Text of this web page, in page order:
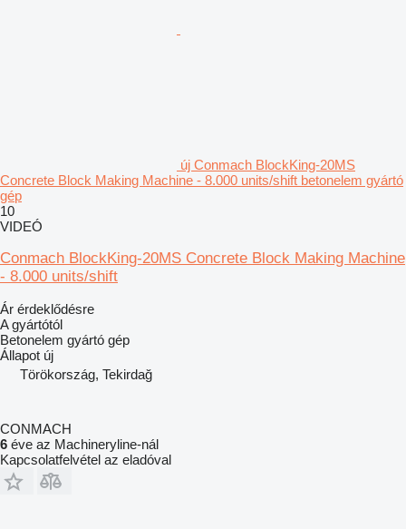
új Conmach BlockKing-20MS
Concrete Block Making Machine - 8.000 units/shift betonelem gyártó
gép
10
VIDEÓ
Conmach BlockKing-20MS Concrete Block Making Machine
- 8.000 units/shift
Ár érdeklődésre
A gyártótól
Betonelem gyártó gép
Állapot új
Törökország, Tekirdağ
CONMACH
6 éve az Machineryline-nál
Kapcsolatfelvétel az eladóval